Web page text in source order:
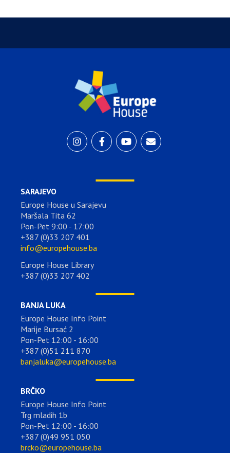
SARAJEVO
Europe House u Sarajevu
Maršala Tita 62
Pon-Pet 9:00 - 17:00
+387 (0)33 207 401
info@europehouse.ba
Europe House Library
+387 (0)33 207 402
BANJA LUKA
Europe House Info Point
Marije Bursać 2
Pon-Pet 12:00 - 16:00
+387 (0)51 211 870
banjaluka@europehouse.ba
BRČKO
Europe House Info Point
Trg mladih 1b
Pon-Pet 12:00 - 16:00
+387 (0)49 951 050
brcko@europehouse.ba